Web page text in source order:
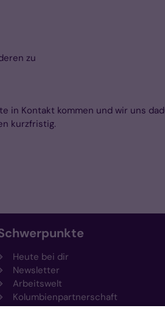
zu
in Kontakt kommen und wir uns
kurzfristig.
Heute bei dir
Newsletter
Arbeitswelt
Kolumbienpartnerschaft